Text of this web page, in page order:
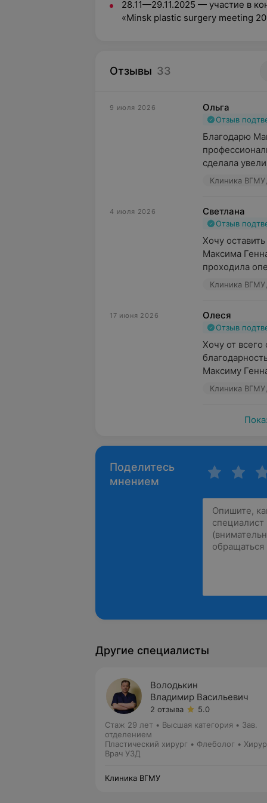
28.11—29.11.2025 — участие в
«Minsk plastic surgery meeting
Отзывы 33
9 июля 2026 Ольга
Отзыв
Благодарю
сделала
Клиника
4 июля 2026 Светлана
Отзыв
Хочу
Максима
проходила
Клиника
17 июня 2026 Олеся
Отзыв
Хочу от
Максиму
Клиника
Поделитесь
мнением
Другие специалисты
Володькин
Владимир Васильевич
2 отзыва
5.0
Стаж 29 лет • Высшая категория • Зав.
отделением
Пластический хирург • Флеболог •
Врач УЗД
Клиника ВГМУ